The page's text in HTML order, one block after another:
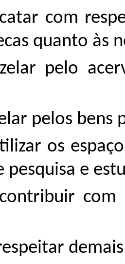
com
quanto às
pelo
pelos bens
os
pesquisa e
com